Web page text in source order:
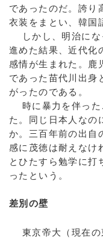
であったのだ。誇り
衣装をまとい、韓国
しかし、明治にな
進めた結果、近代化
感情が生まれた。鹿
であった苗代川出身
がったのである。
時に暴力を伴った
た。同じ日本人なの
か。三百年前の出自
感に茂徳は耐えなけ
とひたすら勉学に打
ったという。
差別の壁
東京帝大（現在の